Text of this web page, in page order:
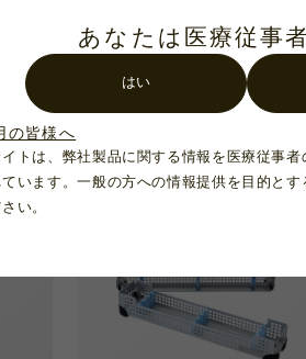
あなたは医療従事
はい
の皆様へ
トは、弊社製品に関する情報を医療従事
います。一般の方への情報提供を目的と
い。
ー
製品番号：INS-8930-R
ダビンチ エンドスコープ用トレー